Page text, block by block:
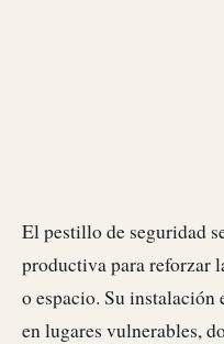
El pestillo de seguridad
productiva para reforzar
o espacio. Su instalación
en lugares vulnerables,